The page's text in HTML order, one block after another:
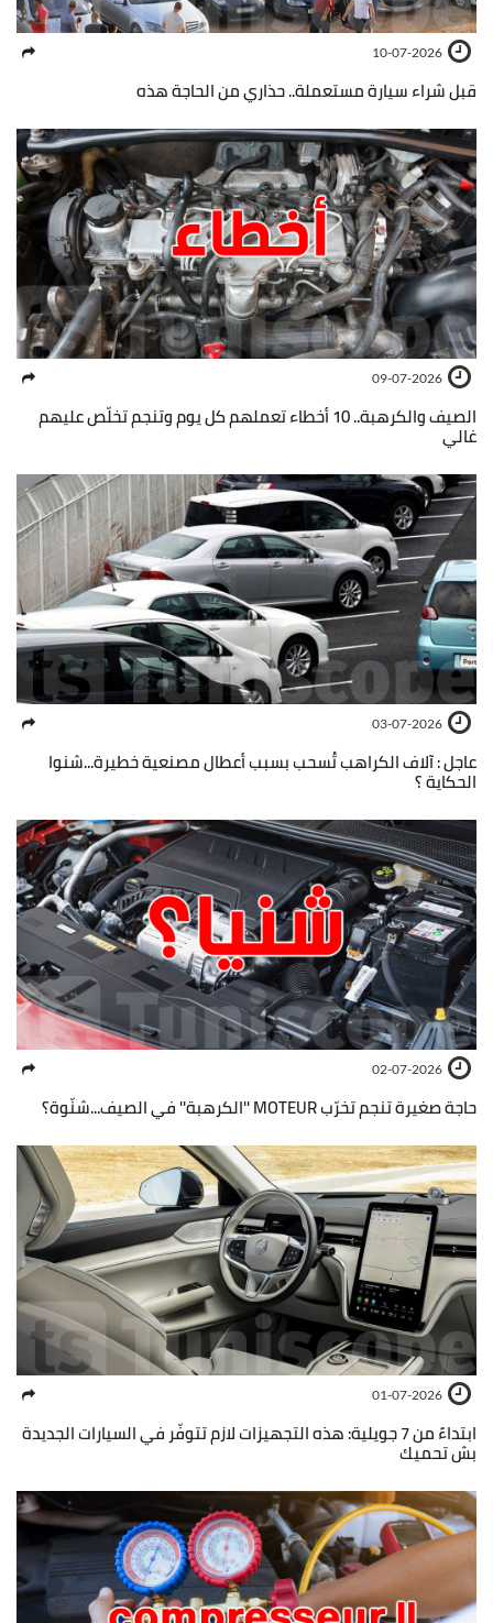
10-07-2026
قبل شراء سيارة مستعملة.. حذاري من الحاجة هذه
09-07-2026
الصيف والكرهبة.. 10 أخطاء تعملهم كل يوم وتنجم تخلّص عليهم
غالي
03-07-2026
عاجل : آلاف الكراهب تُسحب بسبب أعطال مصنعية خطيرة...شنوا
الحكاية ؟
02-07-2026
حاجة صغيرة تنجم تخرّب MOTEUR ''الكرهبة'' في الصيف...شنّوة؟
01-07-2026
ابتداءً من 7 جويلية: هذه التجهيزات لازم تتوفّر في السيارات الجديدة
بش تحميك